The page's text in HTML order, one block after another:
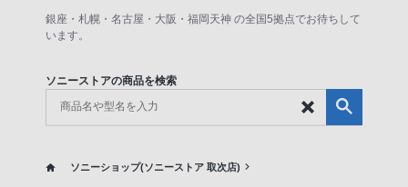
銀座・札幌・名古屋・大阪・福岡天神 の全国5拠点でお待ちして
います。
ソニーストアの商品を検索
ソニーショップ(ソニーストア 取次店)